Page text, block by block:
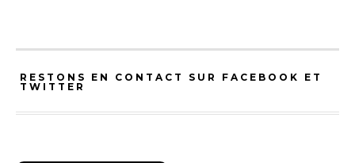
RESTONS EN CONTACT SUR FACEBOOK ET
TWITTER